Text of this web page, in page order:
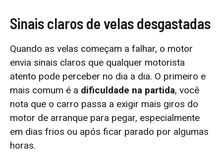
Sinais claros de velas desgastadas
Quando as velas começam a falhar, o motor
envia sinais claros que qualquer motorista
atento pode perceber no dia a dia. O primeiro e
mais comum é a dificuldade na partida, você
nota que o carro passa a exigir mais giros do
motor de arranque para pegar, especialmente
em dias frios ou após ficar parado por algumas
horas.